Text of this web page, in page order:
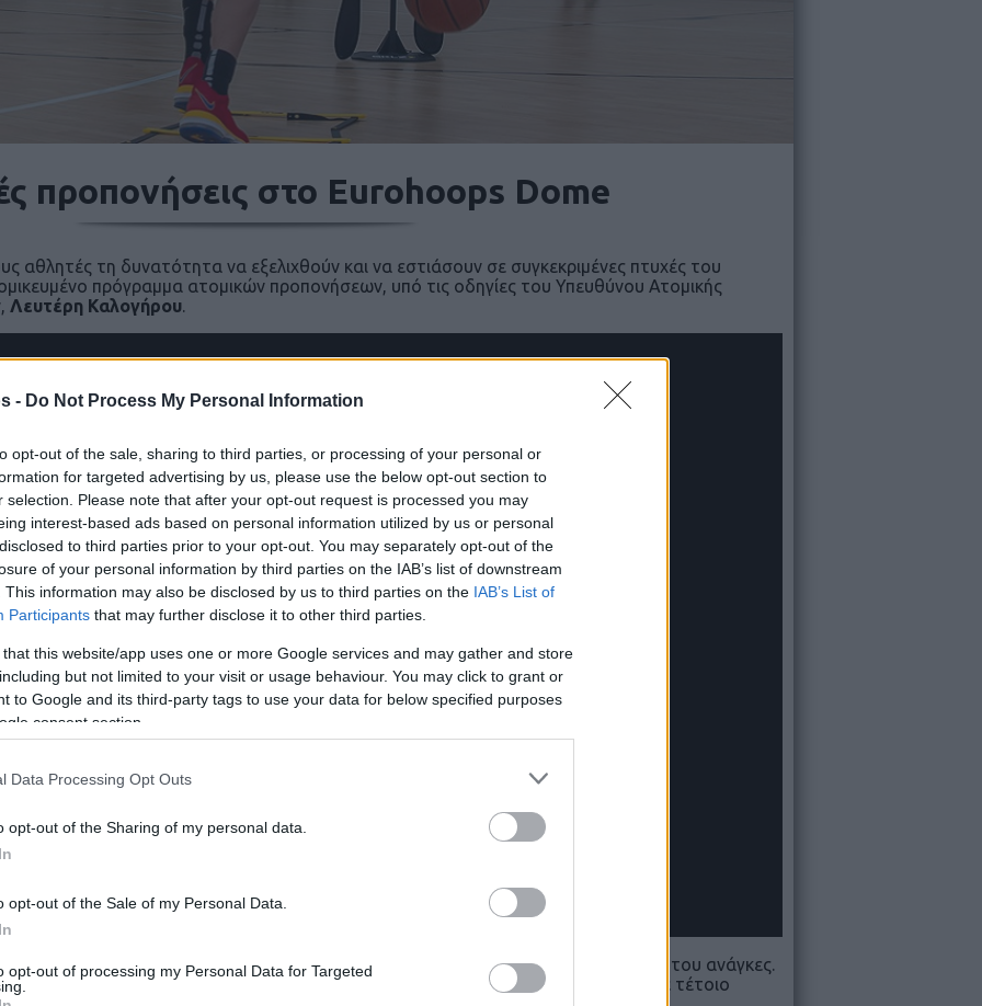
- Do Not Process My Personal Information
opt-out of the sale, sharing to third parties, or processing of your personal or
for targeted advertising by us, please use the below opt-out section to
selection. Please note that after your opt-out request is processed you may
interest-based ads based on personal information utilized by us or personal
to third parties prior to your opt-out. You may separately opt-out of the
of your personal information by third parties on the IAB’s list of downstream
This information may also be disclosed by us to third parties on the IAB’s List of
Participants that may further disclose it to other third parties.
that this website/app uses one or more Google services and may gather and store
but not limited to your visit or usage behaviour. You may click to grant or
to Google and its third-party tags to use your data for below specified purposes
consent section.
Data Processing Opt Outs
opt-out of the Sharing of my personal data.
opt-out of the Sale of my Personal Data.
opt-out of processing my Personal Data for Targeted
προπονήσεις στο Eurohoops Dome
αθλητές τη δυνατότητα να εξελιχθούν και να εστιάσουν σε συγκεκριμένες πτυχές του
πρόγραμμα ατομικών προπονήσεων, υπό τις οδηγίες του Υπευθύνου Ατομικής
Λευτέρη Καλογήρου.
ως στόχο να βοηθήσει τον κάθε αθλητή, με ιδιαίτερη έμφαση στις αγωνιστικές του ανάγκες.
να αναδειχθούν τα δυνατά σημεία και δεύτερον, να βελτιωθούν οι αδυναμίες σε τέτοιο